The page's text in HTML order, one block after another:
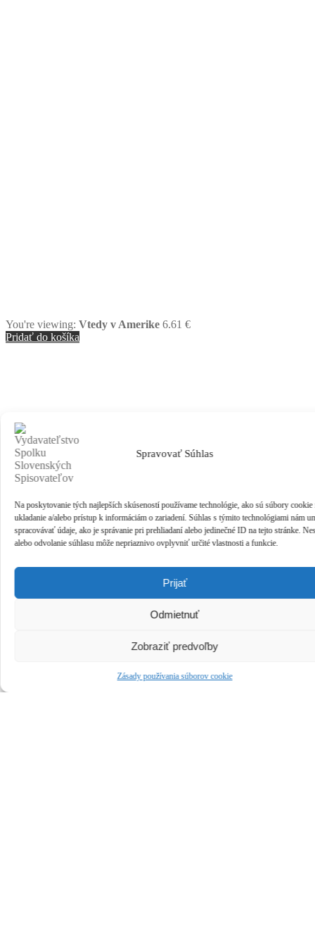
Spravovať Súhlas
Na poskytovanie tých najlepších skúseností používame technológie, ako sú súbory cookie
ukladanie a/alebo prístup k informáciám o zariadení. Súhlas s týmito technológiami nám
spracovávať údaje, ako je správanie pri prehliadaní alebo jedinečné ID na tejto stránke.
alebo odvolanie súhlasu môže nepriaznivo ovplyvniť určité vlastnosti a funkcie.
Prijať
Odmietnuť
Zobraziť predvoľby
Zásady používania súborov cookie
You're viewing: Vtedy v Amerike 6.61 €
Pridať do košíka